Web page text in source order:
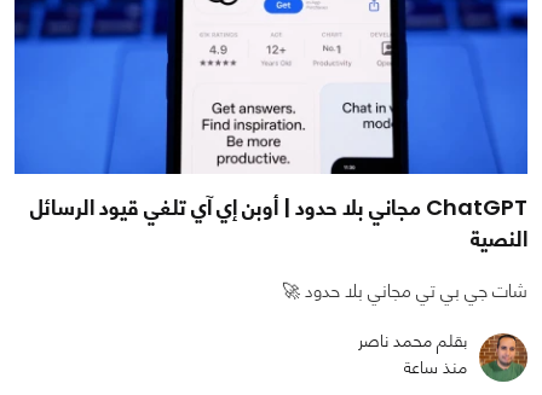
ChatGPT مجاني بلا حدود | أوبن إي آي تلغي قيود الرسائل
النصية
شات جي بي تي مجاني بلا حدود 🚀
بقلم محمد ناصر
منذ ساعة